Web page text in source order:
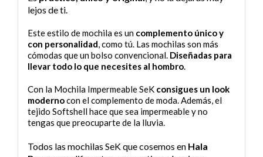
lejos de ti.
Este estilo de mochila es un complemento único y
con personalidad, como tú. Las mochilas son más
cómodas que un bolso convencional. Diseñadas para
llevar todo lo que necesites al hombro.
Con la Mochila Impermeable SeK consigues un look
modernocon el complemento de moda. Además, el
tejido Softshell hace que sea impermeable y no
tengas que preocuparte de la lluvia.
Todos las mochilas SeK que cosemos en Hala